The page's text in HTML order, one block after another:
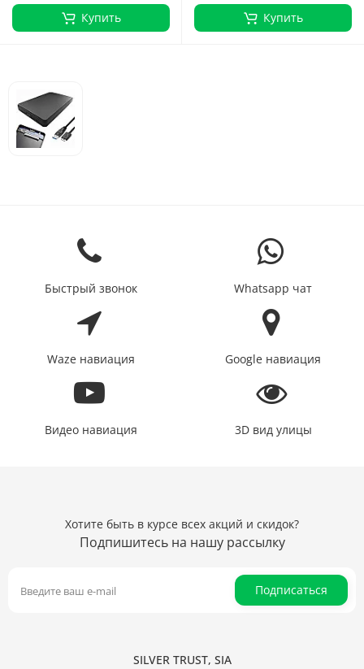
Купить Купить
Быстрый звонок Whatsapp чат
Waze навиация Google навиация
Видео навиация 3D вид улицы
Хотите быть в курсе всех акций и скидок?
Подпишитесь на нашу рассылку
Подписаться
SILVER TRUST, SIA